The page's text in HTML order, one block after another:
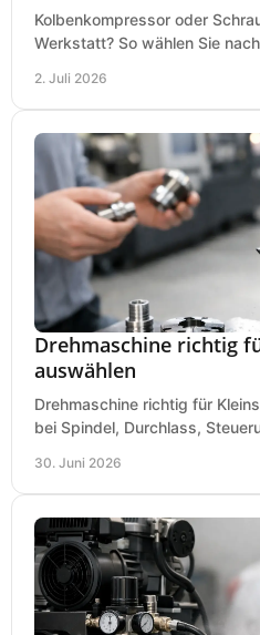
Kolbenkompressor oder
Werkstatt? So wählen Sie
2. Juli 2026
Drehmaschine richtig
auswählen
Drehmaschine richtig für
bei Spindel, Durchlass,
30. Juni 2026